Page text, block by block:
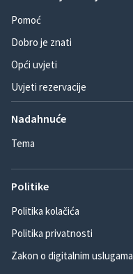
Pomoć
Dobro je znati
Opći uvjeti
Uvjeti rezervacije
Nadahnuće
Tema
Politike
Politika kolačića
Politika privatnosti
Zakon o digitalnim uslugama